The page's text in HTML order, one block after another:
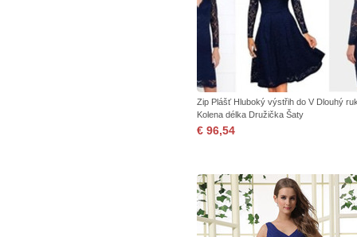
Zip Plášť Hluboký výstřih do V Dlouhý
Kolena délka Družička Šaty
€ 96,54